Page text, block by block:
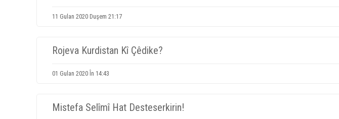
11 Gulan 2020 Duşem 21:17
Rojeva Kurdistan Kî Çêdike?
01 Gulan 2020 În 14:43
Mistefa Selîmî Hat Desteserkirin!